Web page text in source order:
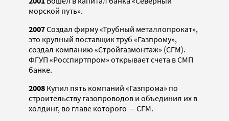
морской путь».
2007Создал фирму «Трубный металлопрокат»,
это крупный поставщик труб «Газпрому»,
создал компанию «Стройгазмонтаж» (СГМ).
ФГУП «Росспиртпром» открывает счета в СМП
банке.
2008 Купил пять компаний «Газпрома» по
строительству газопроводов и объединил их в
холдинг, во главе которого — СГМ.